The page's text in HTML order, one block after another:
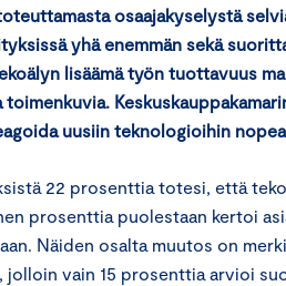
osaajakyselystä
yhä enemmän sekä
lisäämä työn tuottavuus
uusiin teknologioihin
22 prosenttia totesi, että
prosenttia puolestaan kertoi
Näiden osalta muutos on
jolloin vain 15 prosenttia arvioi